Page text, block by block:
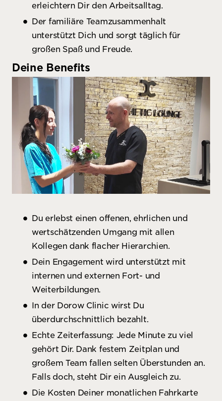
erleichtern Dir den Arbeitsalltag.
Der familiäre Teamzusammenhalt
unterstützt Dich und sorgt täglich für
großen Spaß und Freude.
Deine Benefits
Du erlebst einen offenen, ehrlichen und
wertschätzenden Umgang mit allen
Kollegen dank flacher Hierarchien.
Dein Engagement wird unterstützt mit
internen und externen Fort- und
Weiterbildungen.
In der Dorow Clinic wirst Du
überdurchschnittlich bezahlt.
Echte Zeiterfassung: Jede Minute zu viel
gehört Dir. Dank festem Zeitplan und
großem Team fallen selten Überstunden an.
Falls doch, steht Dir ein Ausgleich zu.
Die Kosten Deiner monatlichen Fahrkarte